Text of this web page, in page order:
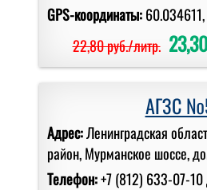
GPS-координаты:
22,80 руб./литр.
АГЗС
Адрес:Ленинградская
район, Мурманское шоссе,
Телефон:+7 (812) 633-07-10